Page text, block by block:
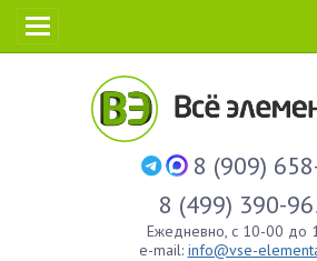
8 (909)
8 (499) 390-
Ежедневно, с 10-00 до
e-mail: info@vse-